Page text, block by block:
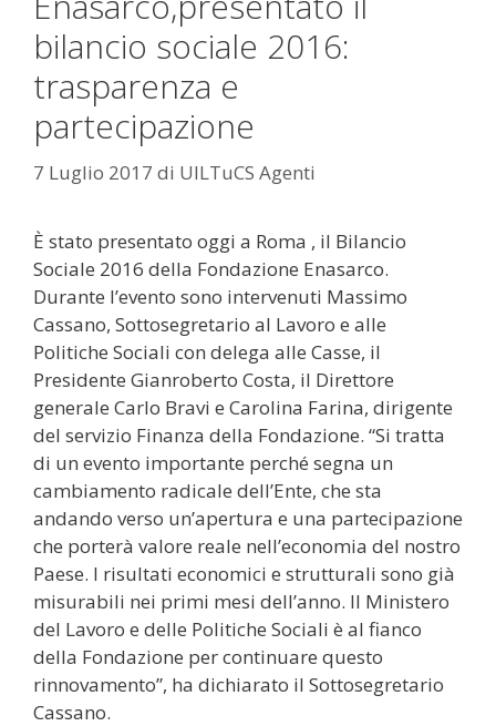
bilancio sociale 2016:
trasparenza e
partecipazione
7 Luglio 2017 di UILTuCS Agenti
È stato presentato oggi a Roma , il Bilancio
Sociale 2016 della Fondazione Enasarco.
Durante l’evento sono intervenuti Massimo
Cassano, Sottosegretario al Lavoro e alle
Politiche Sociali con delega alle Casse, il
Presidente Gianroberto Costa, il Direttore
generale Carlo Bravi e Carolina Farina, dirigente
del servizio Finanza della Fondazione. “Si tratta
di un evento importante perché segna un
cambiamento radicale dell’Ente, che sta
andando verso un’apertura e una partecipazione
che porterà valore reale nell’economia del nostro
Paese. I risultati economici e strutturali sono già
misurabili nei primi mesi dell’anno. Il Ministero
del Lavoro e delle Politiche Sociali è al fianco
della Fondazione per continuare questo
rinnovamento”, ha dichiarato il Sottosegretario
Cassano.